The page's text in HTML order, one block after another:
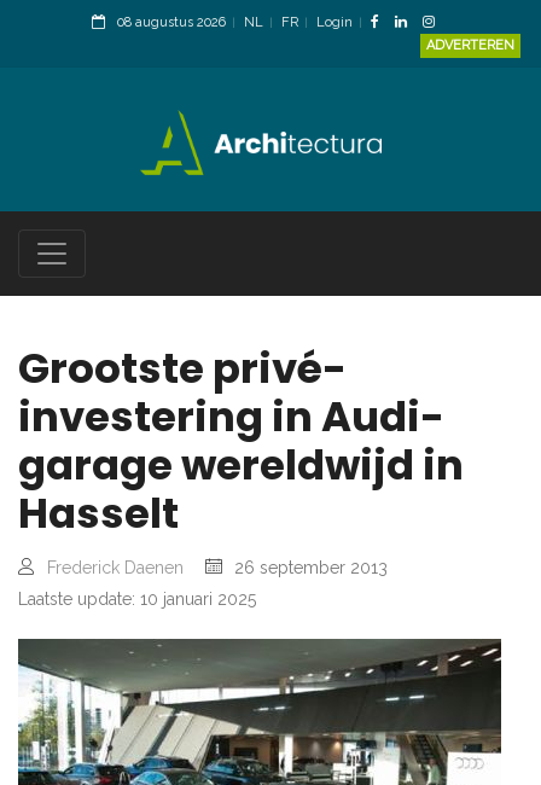
08 augustus 2026 NL FR
Login
ADVERTEREN
Grootste privé-
investering in Audi-
garage wereldwijd in
Hasselt
Frederick Daenen
26 september 2013
Laatste update: 10 januari 2025